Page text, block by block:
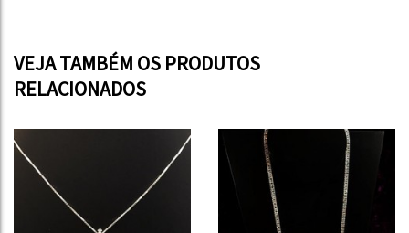
VEJA TAMBÉM OS PRODUTOS
RELACIONADOS